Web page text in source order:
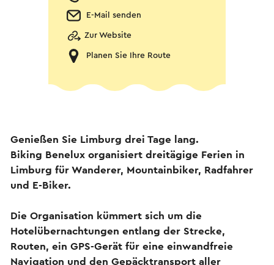
E-Mail senden
Zur Website
Planen Sie Ihre Route
Genießen Sie Limburg drei Tage lang.
Biking Benelux organisiert dreitägige Ferien in
Limburg für Wanderer, Mountainbiker, Radfahrer
und E-Biker.
Die Organisation kümmert sich um die
Hotelübernachtungen entlang der Strecke,
Routen, ein GPS-Gerät für eine einwandfreie
Navigation und den Gepäcktransport aller